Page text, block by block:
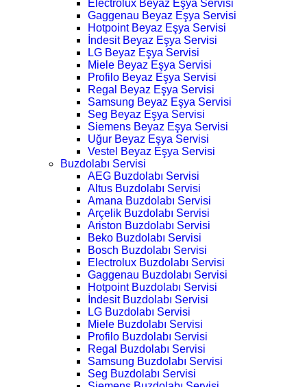
Electrolux Beyaz Eşya Servisi
Gaggenau Beyaz Eşya Servisi
Hotpoint Beyaz Eşya Servisi
İndesit Beyaz Eşya Servisi
LG Beyaz Eşya Servisi
Miele Beyaz Eşya Servisi
Profilo Beyaz Eşya Servisi
Regal Beyaz Eşya Servisi
Samsung Beyaz Eşya Servisi
Seg Beyaz Eşya Servisi
Siemens Beyaz Eşya Servisi
Uğur Beyaz Eşya Servisi
Vestel Beyaz Eşya Servisi
Buzdolabı Servisi
AEG Buzdolabı Servisi
Altus Buzdolabı Servisi
Amana Buzdolabı Servisi
Arçelik Buzdolabı Servisi
Ariston Buzdolabı Servisi
Beko Buzdolabı Servisi
Bosch Buzdolabı Servisi
Electrolux Buzdolabı Servisi
Gaggenau Buzdolabı Servisi
Hotpoint Buzdolabı Servisi
İndesit Buzdolabı Servisi
LG Buzdolabı Servisi
Miele Buzdolabı Servisi
Profilo Buzdolabı Servisi
Regal Buzdolabı Servisi
Samsung Buzdolabı Servisi
Seg Buzdolabı Servisi